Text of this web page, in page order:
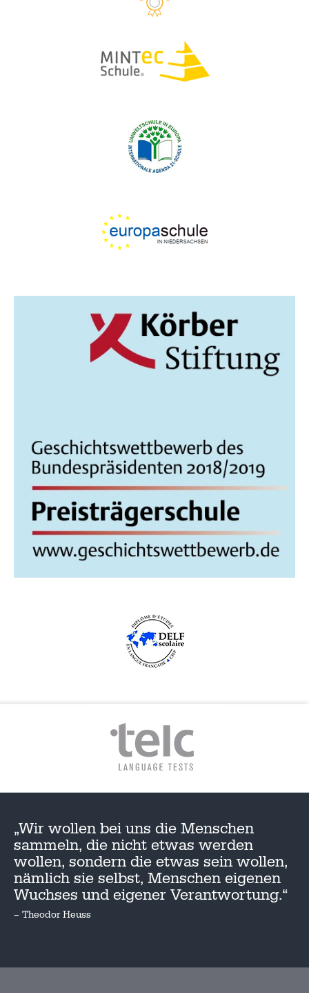
„Wir wollen bei uns die Menschen
sammeln, die nicht etwas werden
wollen, sondern die etwas sein wollen,
nämlich sie selbst, Menschen eigenen
Wuchses und eigener Verantwortung.“
– Theodor Heuss